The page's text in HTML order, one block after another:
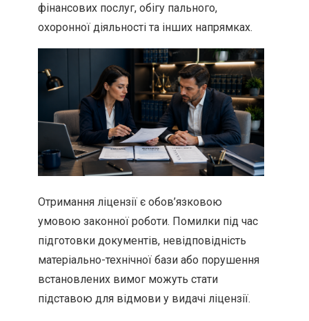
фінансових послуг, обігу пального,
охоронної діяльності та інших напрямках.
Отримання ліцензії є обов’язковою
умовою законної роботи. Помилки під час
підготовки документів, невідповідність
матеріально-технічної бази або порушення
встановлених вимог можуть стати
підставою для відмови у видачі ліцензії.